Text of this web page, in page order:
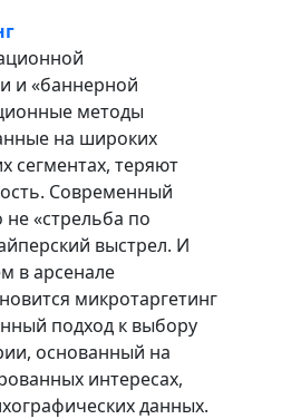
и «баннерной
методы
на широких
сегментах, теряют
Современный
«стрельба по
выстрел. И
в арсенале
микротаргетинг
подход к выбору
основанный на
интересах,
данных.